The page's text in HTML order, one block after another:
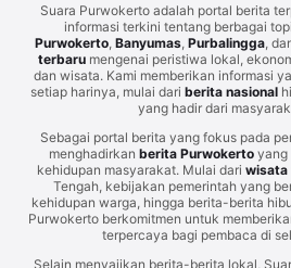
Suara Purwokerto adalah portal berita
informasi terkini tentang berbagai
Purwokerto, Banyumas, Purbalingga,
terbarumengenai peristiwa lokal,
dan wisata. Kami memberikan informasi
setiap harinya, mulai dari berita nasional
yang hadir dari
Sebagai portal berita yang fokus pada
menghadirkan berita Purwokertoyang
kehidupan masyarakat. Mulai dari wisata
Tengah, kebijakan pemerintah yang
kehidupan warga, hingga berita-berita
Purwokerto berkomitmen untuk
terpercaya bagi pembaca di
Selain menyajikan berita-berita lokal,